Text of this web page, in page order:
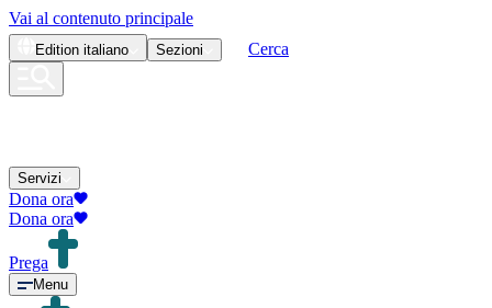
Vai al contenuto principale
Edition italiano Sezioni Cerca
Servizi
Dona ora
Dona ora
Prega
Menu